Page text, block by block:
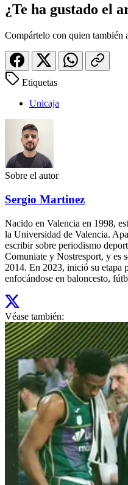
¿Te ha gustado el
Compártelo con quien también
Etiquetas
Unicaja
Sobre el autor
Sergio Martinez
Nacido en Valencia en 1998,
la Universidad de Valencia.
escribir sobre periodismo
Comuniate y Nostresport, y es
2014. En 2023, inició su etapa
enfocándose en baloncesto,
Véase también: